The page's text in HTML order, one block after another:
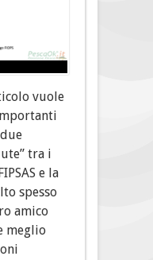
vuole
tra i
e la
spesso
amico
meglio